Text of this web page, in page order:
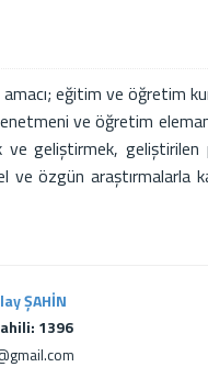
eğitim ve öğretim
ve öğretim
geliştirmek, geliştirilen
özgün araştırmalarla
ŞAHİN
1396